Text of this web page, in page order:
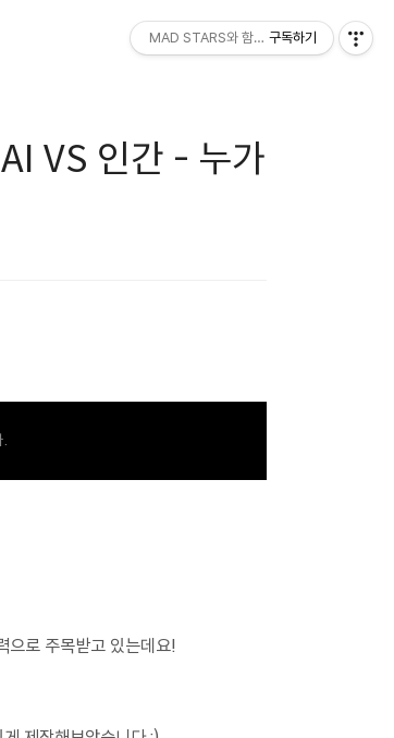
VS 인간 - 누가
.
으로 주목받고 있는데요!
MAD STARS와 함께하세요!
구독하기